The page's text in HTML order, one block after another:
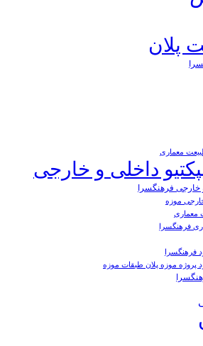
پلان
معماری
داخلی و خارجی
خارجی فرهنگسرا
خارجی موزه
معماری
فرهنگسرا
فرهنگسرا
پروژه موزه پلان طبقات موزه